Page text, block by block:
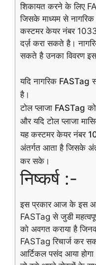
शिकायत करने के लिए
जिसके माध्यम से नागरिक
कस्टमर केयर नंबर
दर्ज़ करा सकते है।
सकते है उनका विवरण
यदि नागरिक FASTag
है।
टोल प्लाजा FASTag
और यदि टोल प्लाजा
यह कस्टमर केयर नंबर
अंतर्गत आता है जिसके
कर सके।
निष्कर्ष :-
इस प्रकार आज के इस
FASTag से जुडी
को अवगत कराया है
FASTag रिचार्ज कर
आर्टिकल पसंद आया